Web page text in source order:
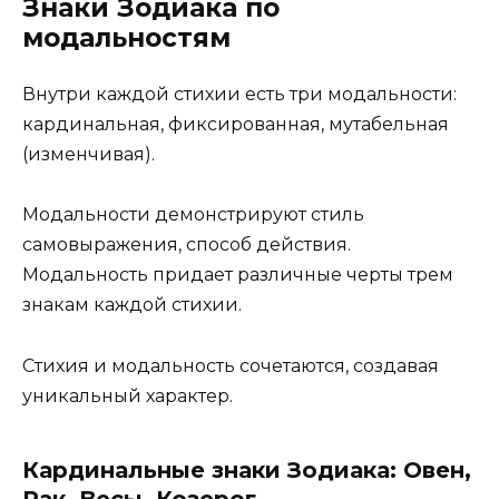
Знаки Зодиака по
модальностям
Внутри каждой стихии есть три модальности:
кардинальная, фиксированная, мутабельная
(изменчивая).
Модальности демонстрируют стиль
самовыражения, способ действия.
Модальность придает различные черты трем
знакам каждой стихии.
Стихия и модальность сочетаются, создавая
уникальный характер.
Кардинальные знаки Зодиака: Овен,